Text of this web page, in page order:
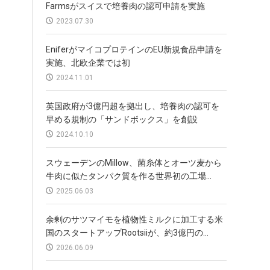
Farmsがスイスで培養肉の認可申請を実施
2023.07.30
EniferがマイコプロテインのEU新規食品申請を
実施、北欧企業では初
2024.11.01
英国政府が3億円超を拠出し、培養肉の認可を
早める規制の「サンドボックス」を創設
2024.10.10
スウェーデンのMillow、菌糸体とオーツ麦から
牛肉に似たタンパク質を作る世界初の工場...
2025.06.03
余剰のサツマイモを植物性ミルクに加工する米
国のスタートアップRootsiiが、約3億円の...
2026.06.09